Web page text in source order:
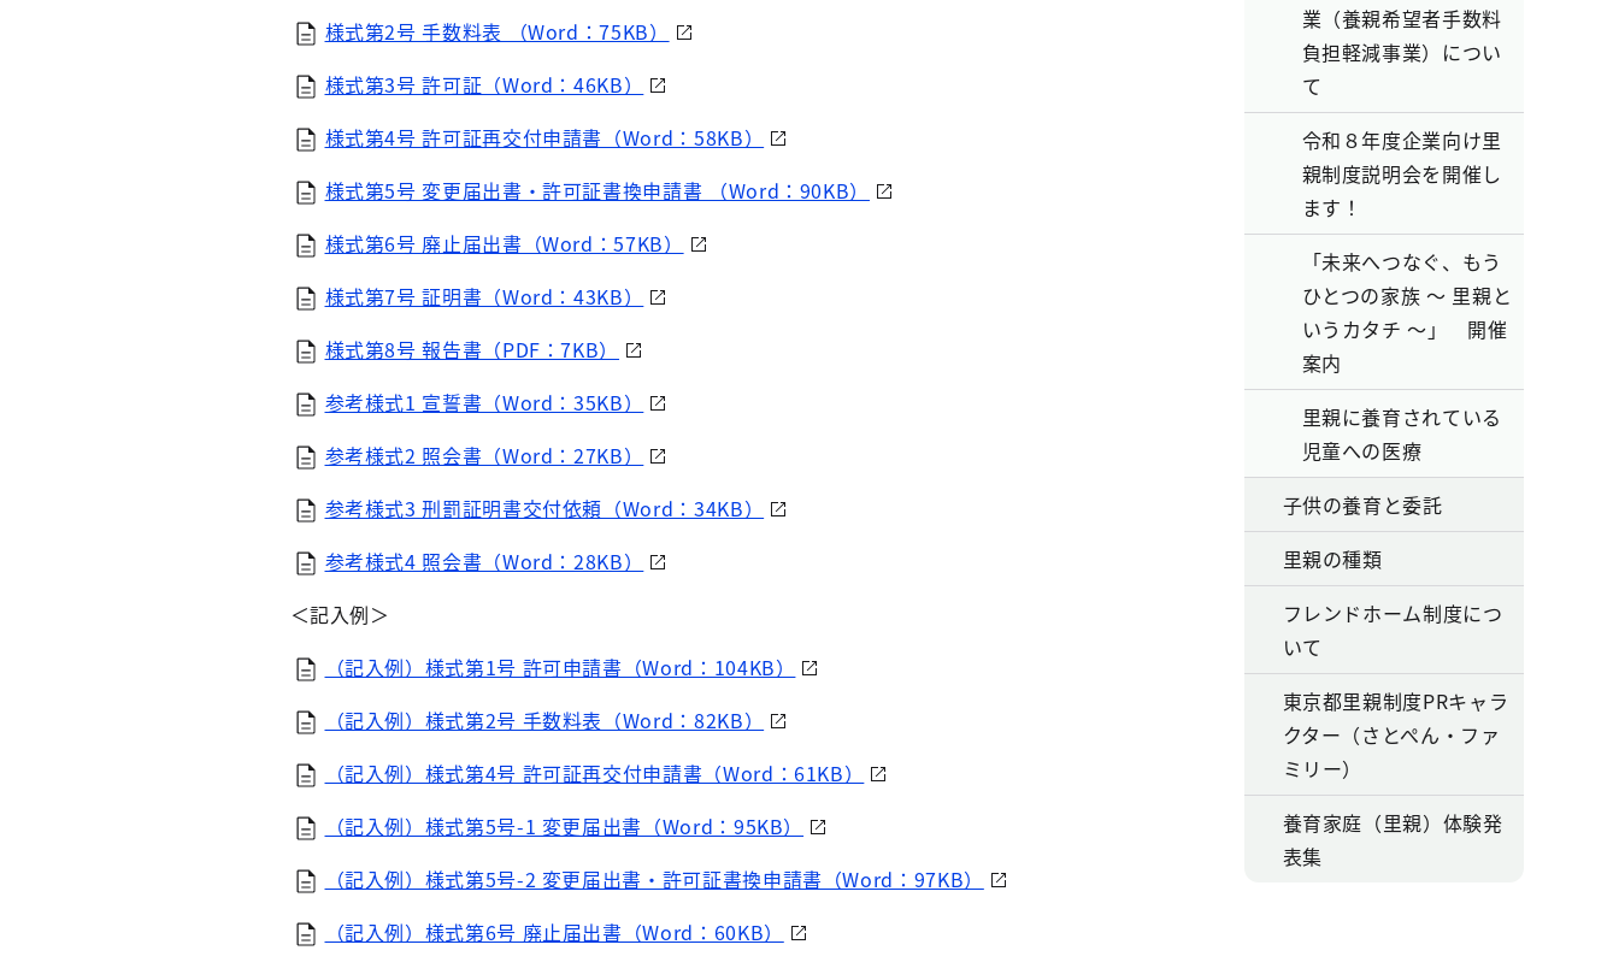
様式第2号 手数料表 （Word：75KB）
様式第3号 許可証（Word：46KB）
様式第4号 許可証再交付申請書（Word：58KB）
様式第5号 変更届出書・許可証書換申請書 （Word：90KB）
様式第6号 廃止届出書（Word：57KB）
様式第7号 証明書（Word：43KB）
様式第8号 報告書（PDF：7KB）
参考様式1 宣誓書（Word：35KB）
参考様式2 照会書（Word：27KB）
参考様式3 刑罰証明書交付依頼（Word：34KB）
参考様式4 照会書（Word：28KB）
＜記入例＞
（記入例）様式第1号 許可申請書（Word：104KB）
（記入例）様式第2号 手数料表（Word：82KB）
（記入例）様式第4号 許可証再交付申請書（Word：61KB）
（記入例）様式第5号-1 変更届出書（Word：95KB）
（記入例）様式第5号-2 変更届出書・許可証書換申請書（Word：97KB）
（記入例）様式第6号 廃止届出書（Word：60KB）
業（養親希望者手数料
負担軽減事業）につい
て
令和８年度企業向け里
親制度説明会を開催し
ます！
「未来へつなぐ、もう
ひとつの家族 ～ 里親と
いうカタチ ～」 開催
案内
里親に養育されている
児童への医療
子供の養育と委託
里親の種類
フレンドホーム制度につ
いて
東京都里親制度PRキャラ
クター（さとぺん・ファ
ミリー）
養育家庭（里親）体験発
表集